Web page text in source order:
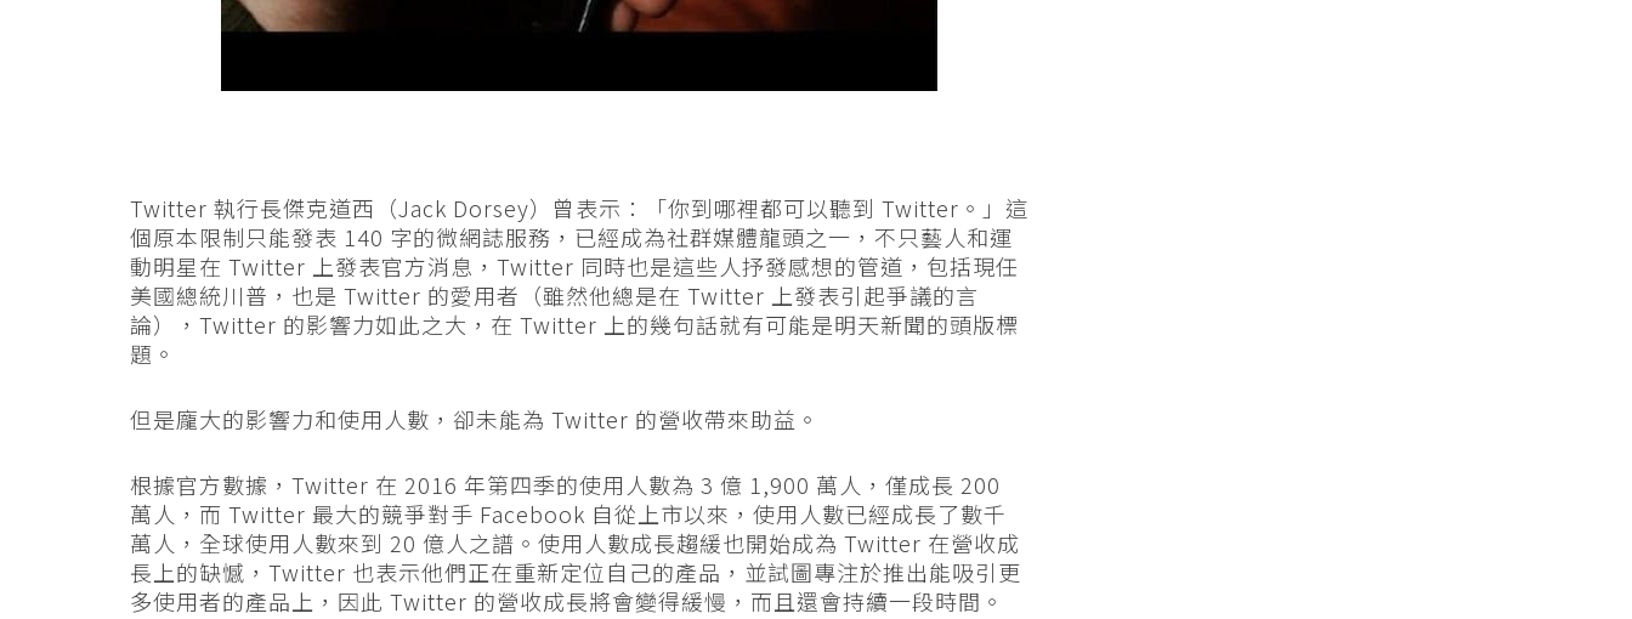
Twitter 執行長傑克道西（Jack Dorsey）曾表示：「你到哪裡都可以聽到 Twitter。」這
個原本限制只能發表 140 字的微網誌服務，已經成為社群媒體龍頭之一，不只藝人和運
動明星在 Twitter 上發表官方消息，Twitter 同時也是這些人抒發感想的管道，包括現任
美國總統川普，也是 Twitter 的愛用者（雖然他總是在 Twitter 上發表引起爭議的言
論），Twitter 的影響力如此之大，在 Twitter 上的幾句話就有可能是明天新聞的頭版標
題。
但是龐大的影響力和使用人數，卻未能為 Twitter 的營收帶來助益。
根據官方數據，Twitter 在 2016 年第四季的使用人數為 3 億 1,900 萬人，僅成長 200
萬人，而 Twitter 最大的競爭對手 Facebook 自從上市以來，使用人數已經成長了數千
萬人，全球使用人數來到 20 億人之譜。使用人數成長趨緩也開始成為 Twitter 在營收成
長上的缺憾，Twitter 也表示他們正在重新定位自己的產品，並試圖專注於推出能吸引更
多使用者的產品上，因此 Twitter 的營收成長將會變得緩慢，而且還會持續一段時間。